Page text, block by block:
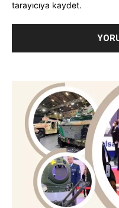
tarayıcıya kaydet.